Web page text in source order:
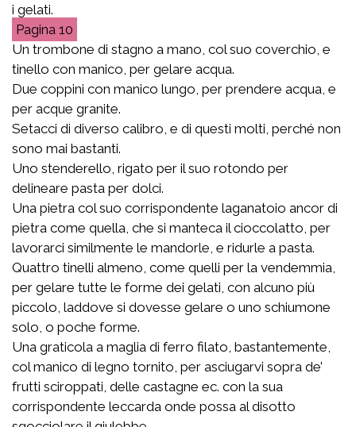
i gelati.
10
Un trombone di stagno a mano, col suo coverchio, e
tinello con manico, per gelare acqua.
Due coppini con manico lungo, per prendere acqua, e
per acque granite.
Setacci di diverso calibro, e di questi molti, perché non
sono mai bastanti.
Uno stenderello, rigato per il suo rotondo per
delineare pasta per dolci.
Una pietra col suo corrispondente laganatoio ancor di
pietra come quella, che si manteca il cioccolatto, per
lavorarci similmente le mandorle, e ridurle a pasta.
Quattro tinelli almeno, come quelli per la vendemmia,
per gelare tutte le forme dei gelati, con alcuno più
piccolo, laddove si dovesse gelare o uno schiumone
solo, o poche forme.
Una graticola a maglia di ferro filato, bastantemente,
col manico di legno tornito, per asciugarvi sopra de’
frutti sciroppati, delle castagne ec. con la sua
corrispondente leccarda onde possa al disotto